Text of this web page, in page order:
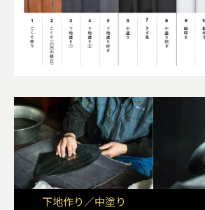
下地作り／中塗り